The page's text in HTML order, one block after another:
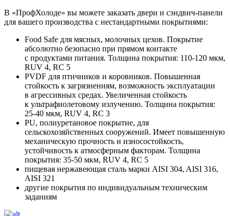
В «ПрофХолоде» вы можете заказать двери и сэндвич-панели
для вашего производства с нестандартными покрытиями:
Food Safe для мясных, молочных цехов. Покрытие
абсолютно безопасно при прямом контакте
с продуктами питания. Толщина покрытия: 110-120 мкм,
RUV 4, RC 5
PVDF для птичников и коровников. Повышенная
стойкость к загрязнениям, возможность эксплуатации
в агрессивных средах. Увеличенная стойкость
к ультрафиолетовому излучению. Толщина покрытия:
25-40 мкм, RUV 4, RC 3
PU, полиуретановое покрытие, для
сельскохозяйственных сооружений. Имеет повышенную
механическую прочность и износостойкость,
устойчивость к атмосферным факторам. Толщина
покрытия: 35-50 мкм, RUV 4, RC 5
пищевая нержавеющая сталь марки AISI 304, AISI 316,
AISI 321
другие покрытия по индивидуальным техническим
заданиям